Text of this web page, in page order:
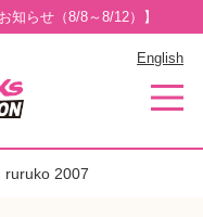
知らせ（8/8～8/12）】
English
ruruko 2007